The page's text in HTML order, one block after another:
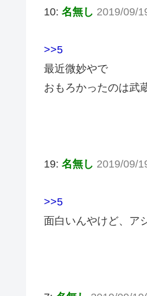
10: 名無し 2019/09/
>>5
最近微妙やで
おもろかったのは武
19: 名無し 2019/09/
>>5
面白いんやけど、ア